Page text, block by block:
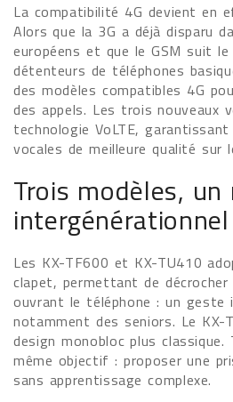
La compatibilité 4G devient en
Alors que la 3G a déjà disparu
européens et que le GSM suit le
détenteurs de téléphones
des modèles compatibles 4G
des appels. Les trois nouveaux
technologie VoLTE,
vocales de meilleure qualité sur
Trois modèles, un
intergénérationnel
Les KX-TF600 et KX-TU410
clapet, permettant de décrocher
ouvrant le téléphone : un geste
notamment des seniors. Le KX-
design monobloc plus
même objectif : proposer une
sans apprentissage complexe.